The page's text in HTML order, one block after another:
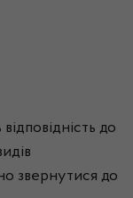
до
звернутися до